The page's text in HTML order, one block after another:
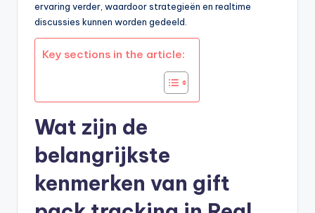
ervaring verder, waardoor strategieën en realtime
discussies kunnen worden gedeeld.
Key sections in the article:
Wat zijn de
belangrijkste
kenmerken van gift